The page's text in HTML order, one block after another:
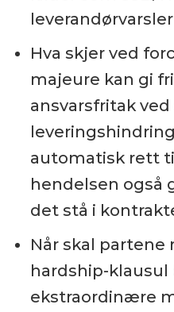
Hva skjer ved
majeure kan gi
ansvarsfritak ved
automatisk rett
hendelsen også
det stå i
Når skal partene
hardship-klausul
ekstraordinære